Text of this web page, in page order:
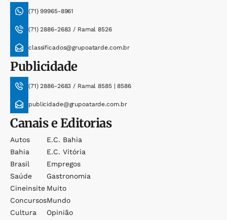
(71) 99965-8961
(71) 2886-2683 / Ramal 8526
classificados@grupoatarde.com.br
Publicidade
(71) 2886-2683 / Ramal 8585 | 8586
publicidade@grupoatarde.com.br
Canais e Editorias
Autos
Bahia
Brasil
Saúde
Cineinsite
Concursos
Cultura
E.c. Bahia
E.c. Vitória
Empregos
Gastronomia
Muito
Mundo
Opinião